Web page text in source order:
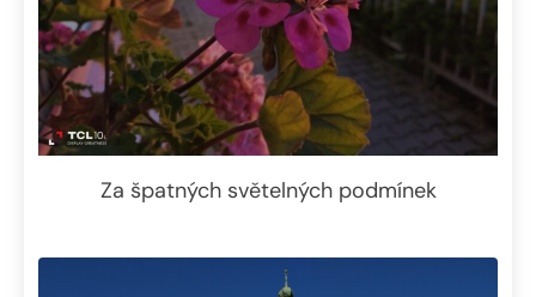
Za špatných světelných podmínek